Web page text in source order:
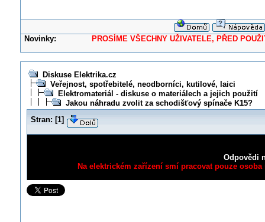
Novinky: PROSÍME VŠECHNY UŽIVATELE, PŘED
Diskuse Elektrika.cz
Veřejnost, spotřebitelé, neodborníci, kutilové, laici
Elektromateriál - diskuse o materiálech a jejich použití
Jakou náhradu zvolit za schodišťový spínače K15?
Stran: [1]
Odpovědi
Na elektrickém zařízení smí pracovat pouze